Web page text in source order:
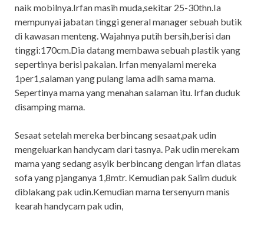
naik mobilnya.Irfan masih muda,sekitar 25-30thn.Ia
mempunyai jabatan tinggi general manager sebuah butik
di kawasan menteng. Wajahnya putih bersih,berisi dan
tinggi:170cm.Dia datang membawa sebuah plastik yang
sepertinya berisi pakaian. Irfan menyalami mereka
1per1,salaman yang pulang lama adlh sama mama.
Sepertinya mama yang menahan salaman itu. Irfan duduk
disamping mama.
Sesaat setelah mereka berbincang sesaat,pak udin
mengeluarkan handycam dari tasnya. Pak udin merekam
mama yang sedang asyik berbincang dengan irfan diatas
sofa yang pjanganya 1,8mtr. Kemudian pak Salim duduk
diblakang pak udin.Kemudian mama tersenyum manis
kearah handycam pak udin,